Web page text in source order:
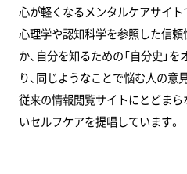
心が軽くなるメンタルケアサイト
心理学や認知科学を参照した信
か、自分を知るための「自分史」
り、同じようなことで悩む人の意
従来の情報閲覧サイトにとどまら
いセルフケアを提唱しています。